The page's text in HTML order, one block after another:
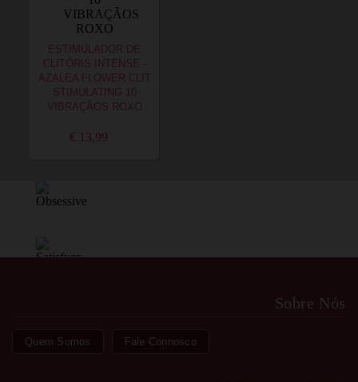
ESTIMULADOR DE
CLITÓRIS INTENSE -
AZALEA FLOWER CLIT
STIMULATING 10
VIBRAÇÃOS ROXO
€ 13,99
Sobre Nós
Quem Somos Fale Connosco